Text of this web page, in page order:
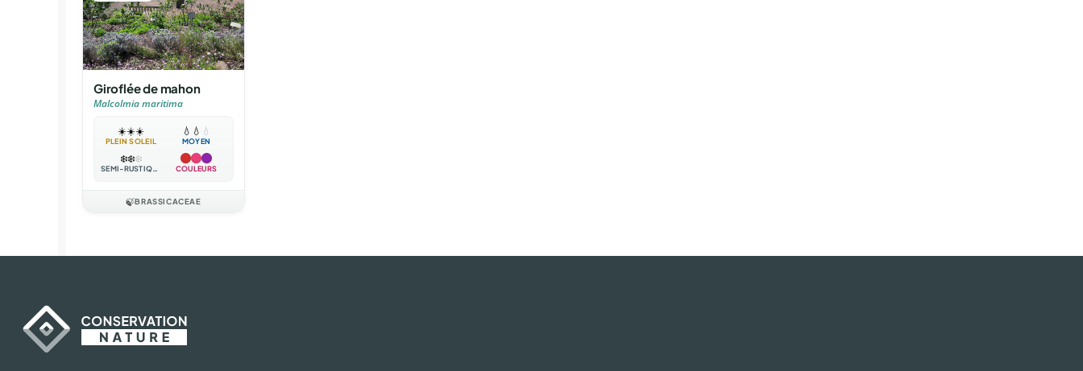
Giroflée de mahon
Malcolmia maritima
☀️☀️☀️
PLEIN SOLEIL
💧 💧 💧
MOYEN
❄️❄️❄️
SEMI-RUSTIQUE COULEURS
🍃BRASSICACEAE